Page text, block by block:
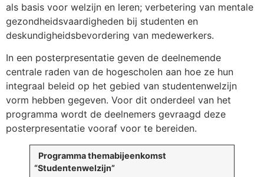
als basis voor welzijn en leren; verbetering van mentale
gezondheidsvaardigheden bij studenten en
deskundigheidsbevordering van medewerkers.
In een posterpresentatie geven de deelnemende
centrale raden van de hogescholen aan hoe ze hun
integraal beleid op het gebied van studentenwelzijn
vorm hebben gegeven. Voor dit onderdeel van het
programma wordt de deelnemers gevraagd deze
posterpresentatie vooraf voor te bereiden.
Programma themabijeenkomst
“Studentenwelzijn”